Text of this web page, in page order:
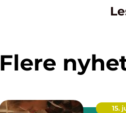
Flere
15.